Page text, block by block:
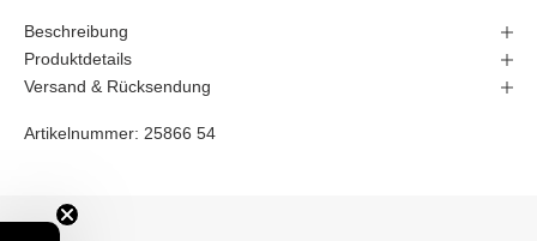
Beschreibung
Produktdetails
Versand & Rücksendung
Artikelnummer: 25866 54